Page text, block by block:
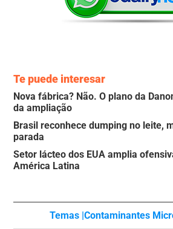
Te puede interesar
Nova fábrica? Não. O plano da
da ampliação
Brasil reconhece dumping no leite,
parada
Setor lácteo dos EUA amplia
América Latina
Temas |Contaminantes